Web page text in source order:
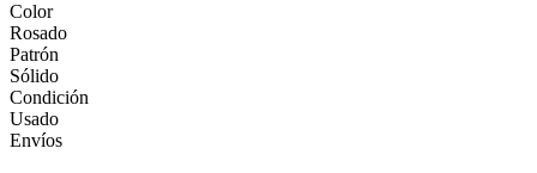
Color
Rosado
Patrón
Sólido
Condición
Usado
Envíos